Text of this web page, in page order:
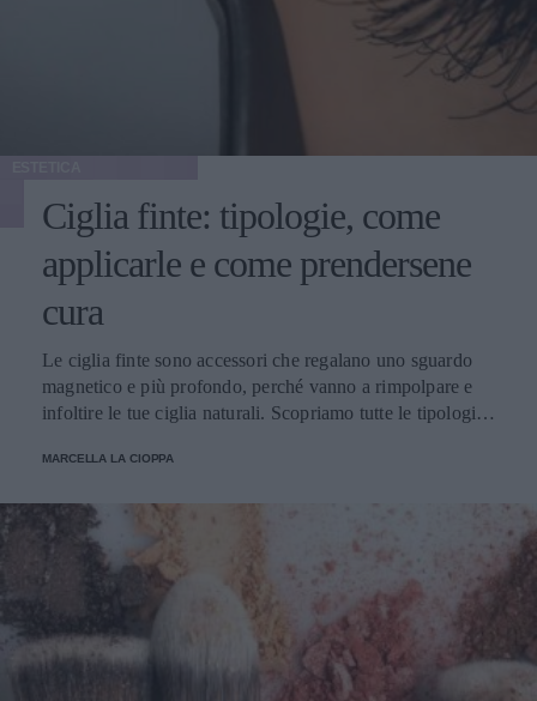
Ciglia finte: tipologie, come
applicarle e come prendersene
cura
Le ciglia finte sono accessori che regalano uno sguardo
magnetico e più profondo, perché vanno a rimpolpare e
infoltire le tue ciglia naturali. Scopriamo tutte le tipologie,
MARCELLA LA CIOPPA